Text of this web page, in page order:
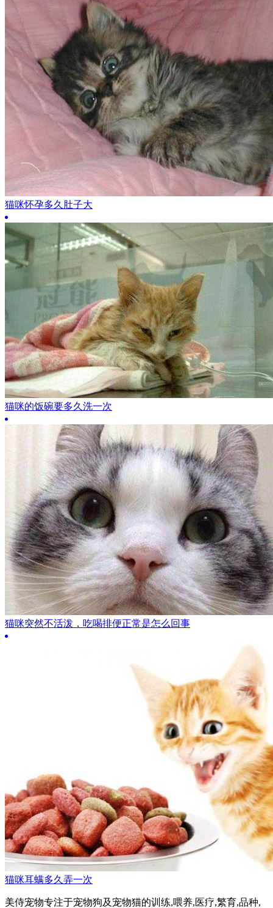
猫咪怀孕多久肚子大
猫咪的饭碗要多久洗一次
猫咪突然不活泼，吃喝排便正常是怎么回事
猫咪耳螨多久弄一次
美侍宠物专注于宠物狗及宠物猫的训练,喂养,医疗,繁育,品种,